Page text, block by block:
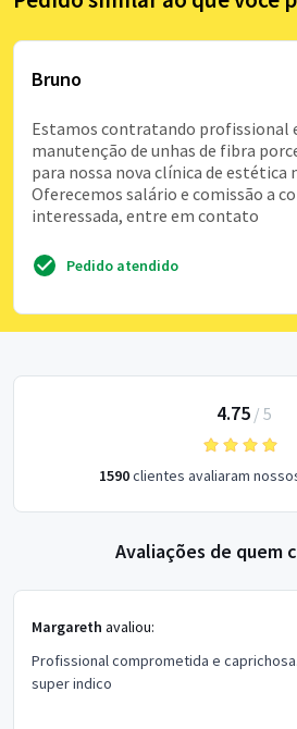
Bruno
Estamos contratando profissional
manutenção de unhas de fibra
para nossa nova clínica de estética
Oferecemos salário e comissão a
interessada, entre em contato
Pedido atendido
4.75/ 5
1590clientes avaliaram
Avaliações de quem
Margareth avaliou:
Profissional comprometida e
super indico